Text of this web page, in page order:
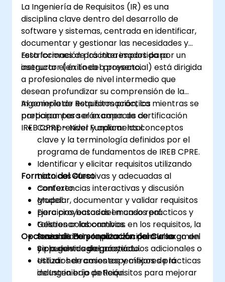
La Ingeniería de Requisitos (IR) es una
disciplina clave dentro del desarrollo de
software y sistemas, centrada en identificar,
documentar y gestionar las necesidades y
restricciones de los interesados para
asegurar el éxito del proyecto.
Esta formación práctica impartida por un
instructor (en línea o presencial) está dirigida
a profesionales de nivel intermedio que
desean profundizar su comprensión de la
Ingeniería de Requisitos práctica mientras se
preparan para el examen de certificación
IREB CPRE – Nivel Fundamental.
Al completar esta formación, los
participantes serán capaces de:
Comprender y aplicar los conceptos
clave y la terminología definidos por el
programa de fundamentos de IREB CPRE.
Identificar y elicitar requisitos utilizando
técnicas efectivas y adecuadas al
contexto.
Modelar, documentar y validar requisitos
para proyectos del mundo real.
Gestionar los cambios en los requisitos, la
trazabilidad y la priorización a lo largo del
ciclo de vida del proyecto.
Utilizar herramientas y mejores prácticas
de Ingeniería de Requisitos para mejorar
Formato del Curso
Conferencias interactivas y discusión
grupal.
Ejercicios basados en casos prácticos y
talleres colaborativos.
Sesiones de preparación para el examen
y preguntas de práctica.
Opciones de Personalización del Curso
Se pueden agregar módulos adicionales o
estudios de casos específicos de la
industria bajo petición.